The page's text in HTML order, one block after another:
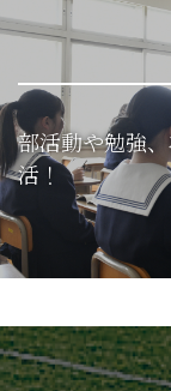
部活動や勉強
活！